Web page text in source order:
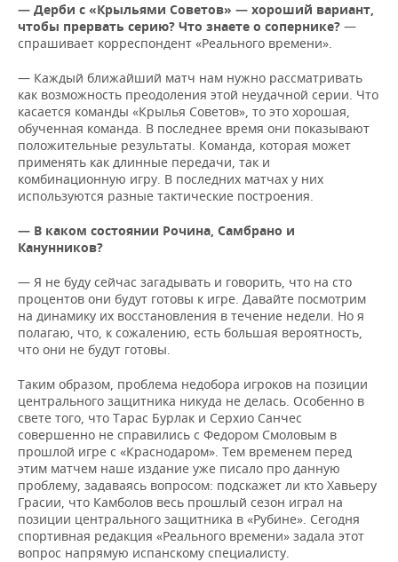
— Дерби с «Крыльями Советов» — хороший вариант,
чтобы прервать серию? Что знаете о сопернике? —
спрашивает корреспондент «Реального времени».
— Каждый ближайший матч нам нужно рассматривать
как возможность преодоления этой неудачной серии. Что
касается команды «Крылья Советов», то это хорошая,
обученная команда. В последнее время они показывают
положительные результаты. Команда, которая может
применять как длинные передачи, так и
комбинационную игру. В последних матчах у них
используются разные тактические построения.
— В каком состоянии Рочина, Самбрано и
Канунников?
— Я не буду сейчас загадывать и говорить, что на сто
процентов они будут готовы к игре. Давайте посмотрим
на динамику их восстановления в течение недели. Но я
полагаю, что, к сожалению, есть большая вероятность,
что они не будут готовы.
Таким образом, проблема недобора игроков на позиции
центрального защитника никуда не делась. Особенно в
свете того, что Тарас Бурлак и Серхио Санчес
совершенно не справились с Федором Смоловым в
прошлой игре с «Краснодаром». Тем временем перед
этим матчем наше издание уже писало про данную
проблему, задаваясь вопросом: подскажет ли кто Хавьеру
Грасии, что Камболов весь прошлый сезон играл на
позиции центрального защитника в «Рубине». Сегодня
спортивная редакция «Реального времени» задала этот
вопрос напрямую испанскому специалисту.